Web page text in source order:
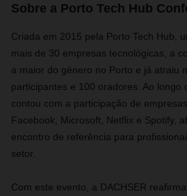
Sobre a Porto Tech Hub
Criada em 2015 pela Porto Tech Hub,
mais de 30 empresas tecnológicas, a
a maior do género no Porto e já atraiu
participantes e 100 oradores. Ao longo
contou com a participação de
Facebook, Microsoft, Netflix e Spotify,
encontro de referência para
setor.
Com este evento, a DACHSER